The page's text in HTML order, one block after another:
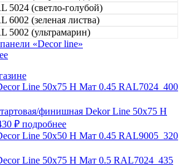
5024 (светло-голубой)
6002 (зеленая листва)
5002 (ультрамарин)
«Decor line»
Line 50х75 Н Мат 0.45 RAL7024 400
финишная Dekor Line 50х75 Н
₽ подробнее
Line 50х50 Н Мат 0.45 RAL9005 320
Line 50х75 Н Мат 0.5 RAL7024 435